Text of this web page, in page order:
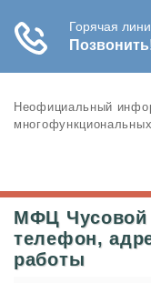
Неофициальный
МФЦ Чусовой
телефон,
работы